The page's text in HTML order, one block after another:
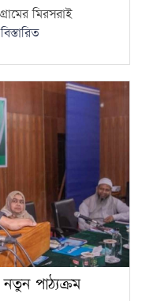
মিরসরাই
বিস্তারিত
পাঠ্যক্রম